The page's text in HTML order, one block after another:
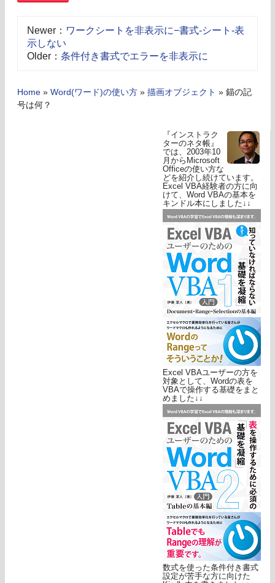
Newer： ワークシートを非表示に−書式-シート-表
示しない
Older： 条件付き書式でエラーを非表示に
Home » Word(ワード)の使い方 » 描画オブジェクト » 錨の記
号は何？
『インストラク
ターのネタ帳』
では、2003年10
月からMicrosoft
Officeの使い方な
どを紹介し続けています。
Excel VBA経験者の方に向
けて、Word VBAの基本を
キンドル本にしました↓↓
Excel VBAユーザーの方を
対象として、Wordの表を
VBAで操作する基礎をまと
めました↓↓
数式を使った条件付き書式
設定が苦手な方に向けた